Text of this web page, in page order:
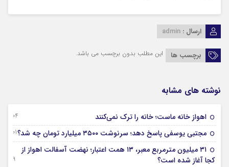
ارسال : admin
برچسب ها این مطلب بدون برچسب می باشد.
نوشته های مشابه
اهواز خانه ماست؛ خانه را ترک نمی‌کنند 04 آگوست 2026
مجتبی یوسفی پاسخ دهد؛ سرنوشت ۳۵۰۰ میلیارد تومان چه شد؟ 01 آگوست 2026
۳۱ میلیون مترمربع معبر، ۱۳ همت اعتبار؛ نهضت آسفالت اهواز از
کجا آغاز شده است؟
29 جولای 2026